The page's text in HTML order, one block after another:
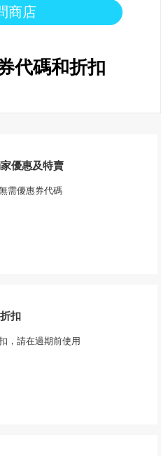
商店
代碼和折扣
優惠及特賣
需優惠券代碼
扣
，請在過期前使用